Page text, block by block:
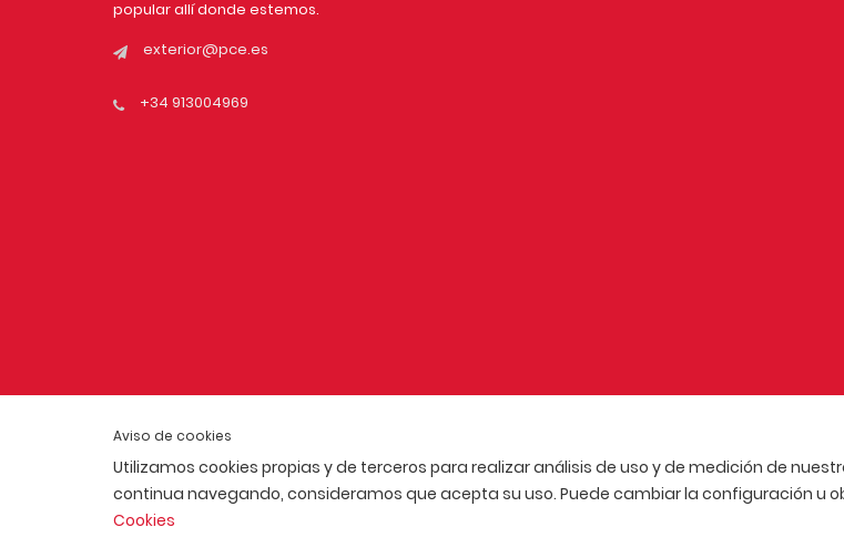
Aviso de cookies
Utilizamos cookies propias y de terceros para realizar análisis de uso y de medición de
continua navegando, consideramos que acepta su uso. Puede cambiar la configuración u
Cookies
popular allí donde estemos.
exterior@pce.es
+34 913004969